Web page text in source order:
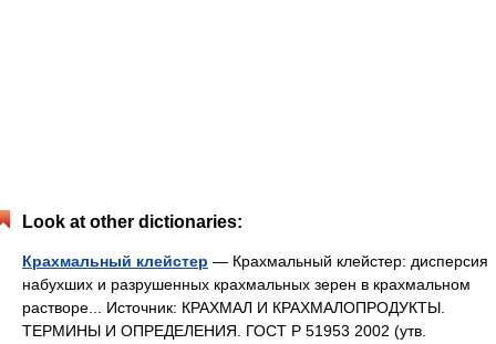
Look at other dictionaries:
Крахмальный клейстер — Крахмальный клейстер: дисперсия
набухших и разрушенных крахмальных зерен в крахмальном
растворе... Источник: КРАХМАЛ И КРАХМАЛОПРОДУКТЫ.
ТЕРМИНЫ И ОПРЕДЕЛЕНИЯ. ГОСТ Р 51953 2002 (утв.